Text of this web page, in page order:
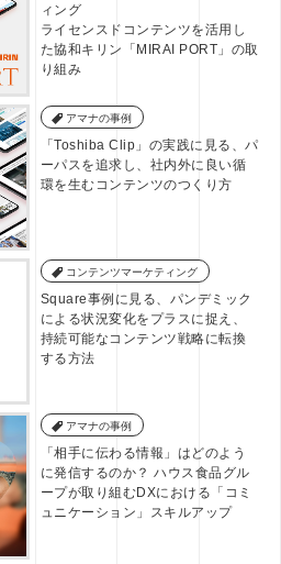
ィング
ライセンスドコンテンツを活用し
た協和キリン「MIRAI PORT」の取
り組み
アマナの事例
「Toshiba Clip」の実践に見る、パ
ーパスを追求し、社内外に良い循
環を生むコンテンツのつくり方
コンテンツマーケティング
Square事例に見る、パンデミック
による状況変化をプラスに捉え、
持続可能なコンテンツ戦略に転換
する方法
アマナの事例
「相手に伝わる情報」はどのよう
に発信するのか？ ハウス食品グル
ープが取り組むDXにおける「コミ
ュニケーション」スキルアップ